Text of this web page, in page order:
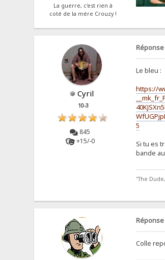
La guerre, c'est rien à
coté de la mère Crouzy !
Cyril
10-3
845
+15/-0
Réponse
Le bleu :
https://
5
Si tu es
bande
"The
Réponse
Colle